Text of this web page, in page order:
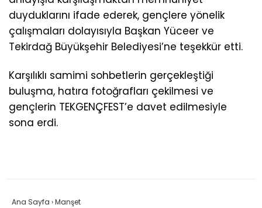
duyduklarını ifade ederek, gençlere yönelik
çalışmaları dolayısıyla Başkan Yüceer ve
Tekirdağ Büyükşehir Belediyesi’ne teşekkür etti.
Karşılıklı samimi sohbetlerin gerçekleştiği
buluşma, hatıra fotoğrafları çekilmesi ve
gençlerin TEKGENÇFEST’e davet edilmesiyle
sona erdi.
Ana Sayfa ›Manşet